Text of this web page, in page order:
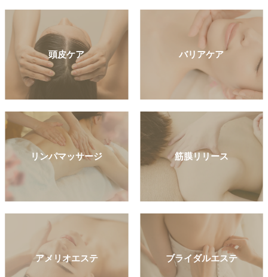
頭皮ケア バリアケア
リンパマッサージ 筋膜リリース
アメリオエステ ブライダルエステ